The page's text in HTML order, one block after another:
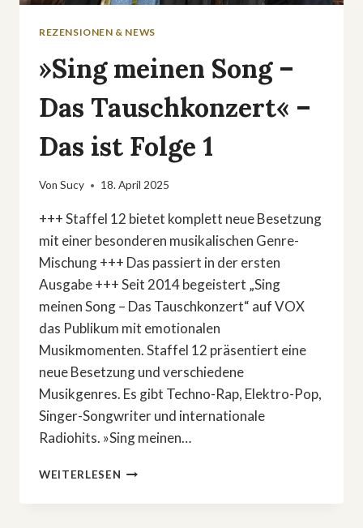
REZENSIONEN & NEWS
»Sing meinen Song –
Das Tauschkonzert« –
Das ist Folge 1
Von Sucy 18. April 2025
+++ Staffel 12 bietet komplett neue Besetzung
mit einer besonderen musikalischen Genre-
Mischung +++ Das passiert in der ersten
Ausgabe +++ Seit 2014 begeistert „Sing
meinen Song – Das Tauschkonzert“ auf VOX
das Publikum mit emotionalen
Musikmomenten. Staffel 12 präsentiert eine
neue Besetzung und verschiedene
Musikgenres. Es gibt Techno-Rap, Elektro-Pop,
Singer-Songwriter und internationale
Radiohits. »Sing meinen…
WEITERLESEN »SING
SONG